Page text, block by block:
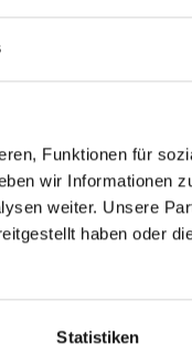
Funktionen für
wir Informationen
weiter. Unsere
haben oder
Statistiken
der
Entwurfs
Ihr Zuhause.